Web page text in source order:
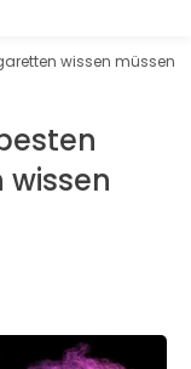
wissen müssen